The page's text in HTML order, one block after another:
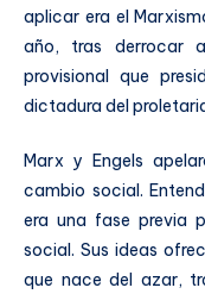
aplicar era el
año, tras derrocar
provisional que
dictadura del
Marx y Engels
cambio social.
era una fase previa
social. Sus ideas
que nace del azar,